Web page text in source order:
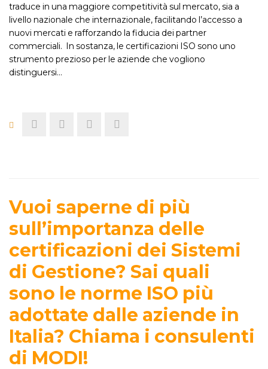
traduce in una maggiore competitività sul mercato, sia a
livello nazionale che internazionale, facilitando l’accesso a
nuovi mercati e rafforzando la fiducia dei partner
commerciali. In sostanza, le certificazioni ISO sono uno
strumento prezioso per le aziende che vogliono
distinguersi…
Vuoi saperne di più
sull’importanza delle
certificazioni dei Sistemi
di Gestione? Sai quali
sono le norme ISO più
adottate dalle aziende in
Italia? Chiama i consulenti
di MODI!